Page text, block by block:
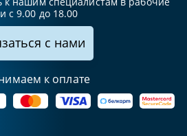
с 9.00 до 18.00
с нами
к оплате